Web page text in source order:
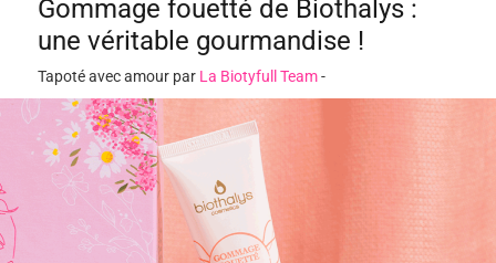
Gommage fouetté de Biothalys :
une véritable gourmandise !
Tapoté avec amour par La Biotyfull Team-